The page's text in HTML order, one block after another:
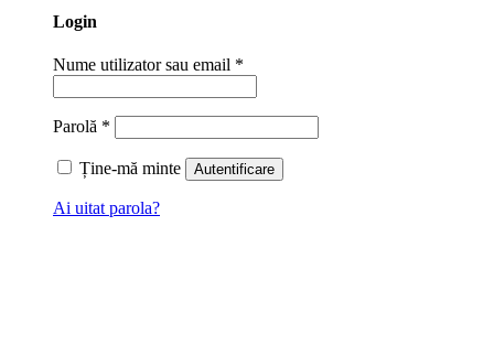
Login
Nume utilizator sau email *
Parolă *
Ține-mă minte Autentificare
Ai uitat parola?